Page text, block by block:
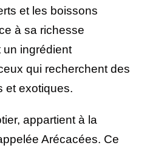
et les boissons
à sa richesse
un ingrédient
qui recherchent des
et exotiques.
appartient à la
Arécacées. Ce